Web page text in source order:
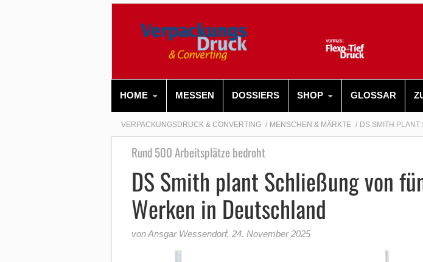
HOME MESSEN DOSSIERS SHOP GLOSSAR
VERPACKUNGSDRUCK & CONVERTING MENSCHEN & MÄRKTE DS SMITH PLANT
Rund 500 Arbeitsplätze bedroht
DS Smith plant Schließung von
Werken in Deutschland
von Ansgar Wessendorf, 24. November 2025